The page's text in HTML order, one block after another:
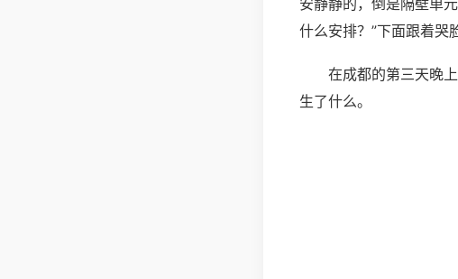
安静静的，倒是隔壁单
什么安排？”下面跟着哭
在成都的第三天晚
生了什么。